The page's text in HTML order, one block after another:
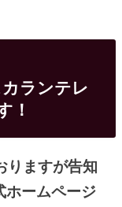
ランテレ
！
りますが告知
ホームページ